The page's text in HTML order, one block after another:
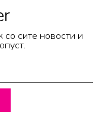
со сите новости и